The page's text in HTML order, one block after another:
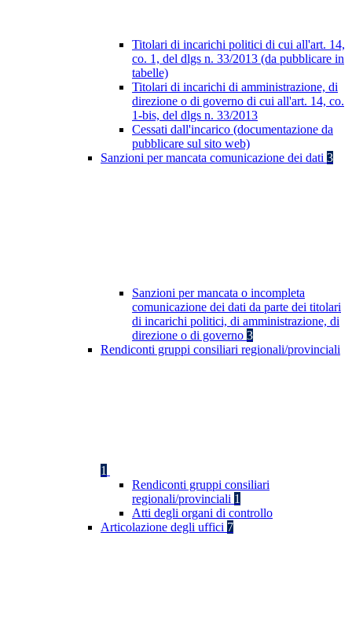
Titolari di incarichi politici di cui all'art. 14,
co. 1, del dlgs n. 33/2013 (da pubblicare in
tabelle)
Titolari di incarichi di amministrazione, di
direzione o di governo di cui all'art. 14, co.
1-bis, del dlgs n. 33/2013
Cessati dall'incarico (documentazione da
pubblicare sul sito web)
Sanzioni per mancata comunicazione dei dati 3
Sanzioni per mancata o incompleta
comunicazione dei dati da parte dei titolari
di incarichi politici, di amministrazione, di
direzione o di governo 3
Rendiconti gruppi consiliari regionali/provinciali
1
Rendiconti gruppi consiliari
regionali/provinciali 1
Atti degli organi di controllo
Articolazione degli uffici 7